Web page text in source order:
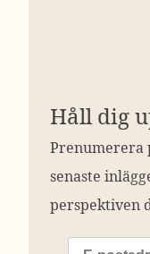
Håll dig
Prenumerera
senaste
perspektiven